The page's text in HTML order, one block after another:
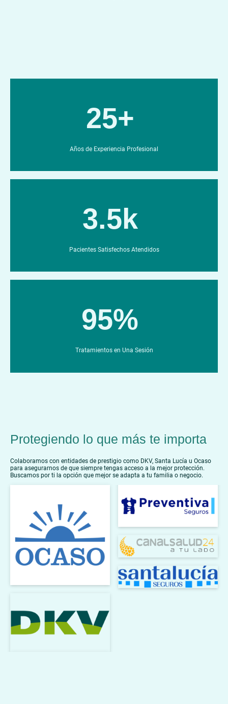
25+
Años de Experiencia Profesional
3.5k
Pacientes Satisfechos Atendidos
95%
Tratamientos en Una Sesión
Protegiendo lo que más te importa
Colaboramos con entidades de prestigio como DKV, Santa Lucía u Ocaso
para asegurarnos de que siempre tengas acceso a la mejor protección.
Buscamos por ti la opción que mejor se adapta a tu familia o negocio.